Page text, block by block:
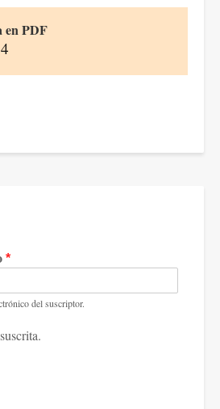
en PDF
del suscriptor.